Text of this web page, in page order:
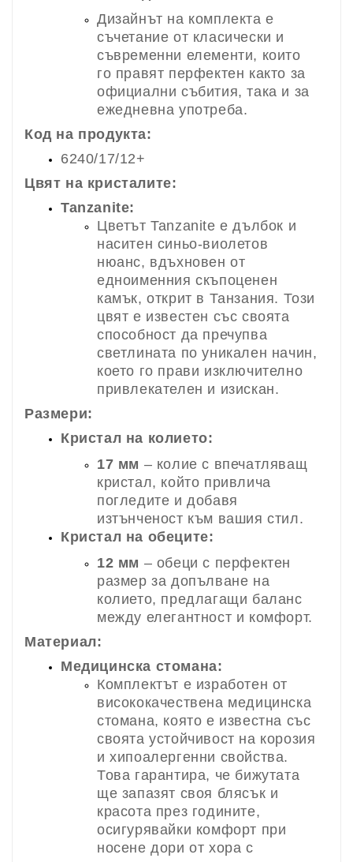
Дизайнът на комплекта е
съчетание от класически и
съвременни елементи, които
го правят перфектен както за
официални събития, така и за
ежедневна употреба.
Код на продукта:
6240/17/12+
Цвят на кристалите:
Tanzanite:
Цветът Tanzanite е дълбок и
наситен синьо-виолетов
нюанс, вдъхновен от
едноименния скъпоценен
камък, открит в Танзания. Този
цвят е известен със своята
способност да пречупва
светлината по уникален начин,
което го прави изключително
привлекателен и изискан.
Размери:
Кристал на колието:
17 мм – колие с впечатляващ
кристал, който привлича
погледите и добавя
изтънченост към вашия стил.
Кристал на обеците:
12 мм – обеци с перфектен
размер за допълване на
колието, предлагащи баланс
между елегантност и комфорт.
Материал:
Медицинска стомана:
Комплектът е изработен от
висококачествена медицинска
стомана, която е известна със
своята устойчивост на корозия
и хипоалергенни свойства.
Това гарантира, че бижутата
ще запазят своя блясък и
красота през годините,
осигурявайки комфорт при
носене дори от хора с